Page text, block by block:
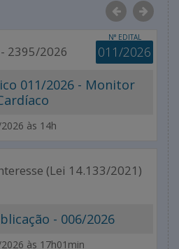
Anterior
N° EDITAL
011/2026
2395/2026
011/2026 - Monitor
às 14h
(Lei 14.133/2021)
- 006/2026
às 17h01min